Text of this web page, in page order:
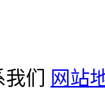
我们 网站